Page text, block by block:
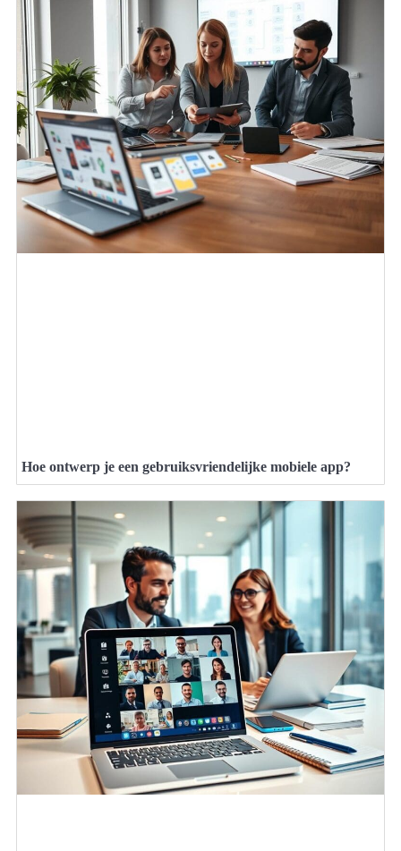
Hoe ontwerp je een gebruiksvriendelijke mobiele app?